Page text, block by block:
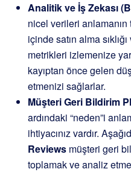
Analitik ve İş Zekası
nicel verileri
içinde satın alma
metrikleri izlemenize
kayıptan önce gelen
etmenizi sağlarlar.
Müşteri Geri Bildirim
ardındaki “neden”i
ihtiyacınız vardır.
Reviews müşteri geri
toplamak ve analiz